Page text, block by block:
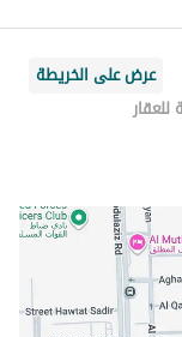
عرض على الخريطة